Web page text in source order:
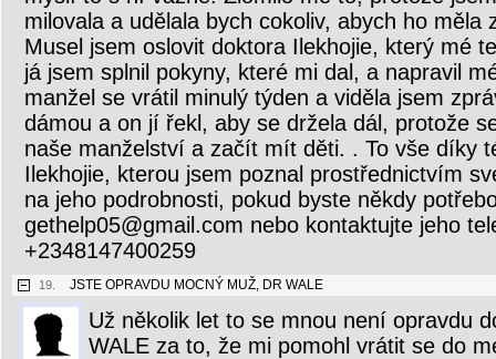
milovala a udělala bych cokoliv, abych ho měla
Musel jsem oslovit doktora Ilekhojie, který mé
já jsem splnil pokyny, které mi dal, a napravil
manžel se vrátil minulý týden a viděla jsem
dámou a on jí řekl, aby se držela dál, protože
naše manželství a začít mít děti. . To vše díky
Ilekhojie, kterou jsem poznal prostřednictvím
na jeho podrobnosti, pokud byste někdy
gethelp05@gmail.com nebo kontaktujte jeho
+2348147400259
19. JSTE OPRAVDU MOCNÝ MUŽ, DR WALE
Už několik let to se mnou není opravdu
WALE za to, že mi pomohl vrátit se do